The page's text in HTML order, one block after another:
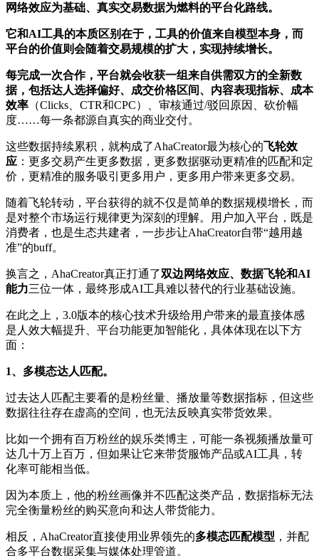
网络效应为基础、真实交易数据为燃料的平台化路线。
它和AI工具的本质区别在于，工具的价值来自模型本身，而
平台的价值则会随着交易规模的扩大，实现持续增长。
每完成一次合作，平台就会收获一组来自供需双方的全新数
据，包括达人选择偏好、成交价格区间、内容表现指标、成本
效率 （Clicks、CTR和CPC）、审核通过/驳回原因、砍价幅
度……每一条都源自真实的商业交付。
这些数据持续累积，就构成了AhaCreator最为核心的飞轮效
应 ：更多交易产生更多数据，更多数据驱动更精准的匹配和定
价，更精准的服务吸引更多用户，更多用户带来更多交易。
随着飞轮转动，平台获得的就不仅是简单的数据规模增长，而
是对整个市场运行规律更为深刻的理解。用户加入平台，既是
消费者，也是生态共建者，一步步让AhaCreator自带“越用越
准”的buff。
换言之，AhaCreator真正打通了双边网络效应、数据飞轮和AI
能力三位一体，最终形成AI工具难以替代的行业基础设施。
在此之上，3.0版本的核心技术升级给用户带来的最直接体感
是人效大幅提升、平台功能更加智能化，具体体现在以下方
面：
1、多模态达人匹配。
过去达人匹配主要看的是粉丝量、播放量等数据指标，但这些
数据往往存在虚高的空间，也无法反映真实带货效果。
比如一个拥有百万粉丝的娱乐类博主，可能一条视频播放量可
达几十万上百万，但如果让它来带货服饰产品或AI工具，转
化率可能相当低。
因为本质上，他的粉丝画像并不匹配这类产品，数据指标无法
完全衡量粉丝的购买意向和达人带货能力。
相反，AhaCreator直接使用业界领先的多模态匹配模型 ，并配
合多平台数据采集与媒体处理管道。